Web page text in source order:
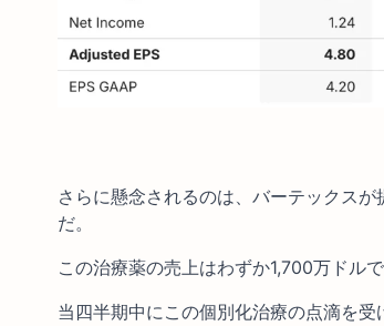
さらに懸念されるのは、バーテックス
だ。
この治療薬の売上はわずか1,700万ドル
当四半期中にこの個別化治療の点滴を